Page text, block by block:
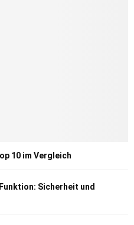
10 im Vergleich
Sicherheit und